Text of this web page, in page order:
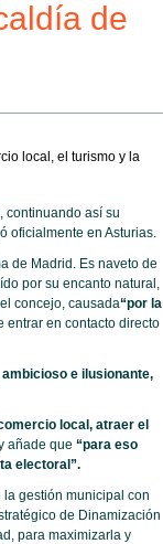
de
local, el turismo y la
continuando así su
oficialmente en Asturias.
de Madrid. Es naveto de
por su encanto natural,
concejo, causada“por la
entrar en contacto directo
e ilusionante,
local, atraer el
añade que “para eso
electoral”.
gestión municipal con
de Dinamización
para maximizarla y